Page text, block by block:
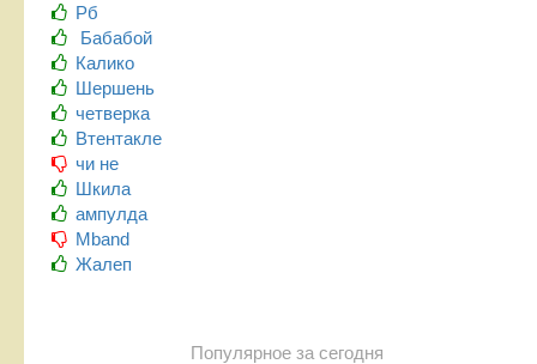
Рб
Бабабой
Калико
Шершень
четверка
Втентакле
чи не
Шкила
ампулда
Mband
Жалеп
Популярное за сегодня